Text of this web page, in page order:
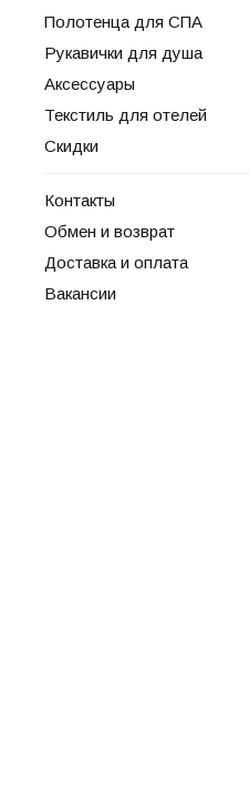
Полотенца для СПА
Рукавички для душа
Аксессуары
Текстиль для отелей
Скидки
Контакты
Обмен и возврат
Доставка и оплата
Вакансии